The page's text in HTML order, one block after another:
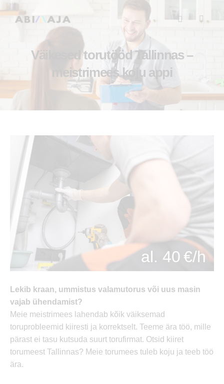
Väikesed torutööd Tallinnas –
meistrimees koju appi
al. 40 €/h
Lekib kraan, ummistus valamutorus või uus masin
vajab ühendamist?
Meie meistrimees lahendab kõik väiksemad
toruprobleemid kiiresti ja korrektselt. Teeme ära töö, mille
pärast ei tasu kutsuda suurt torufirmat. Otsid kiiret
torumeest Tallinnas? Meie torumees tuleb koju ja teeb töö
ära.